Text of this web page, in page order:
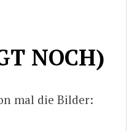
NOCH)
mal die Bilder: